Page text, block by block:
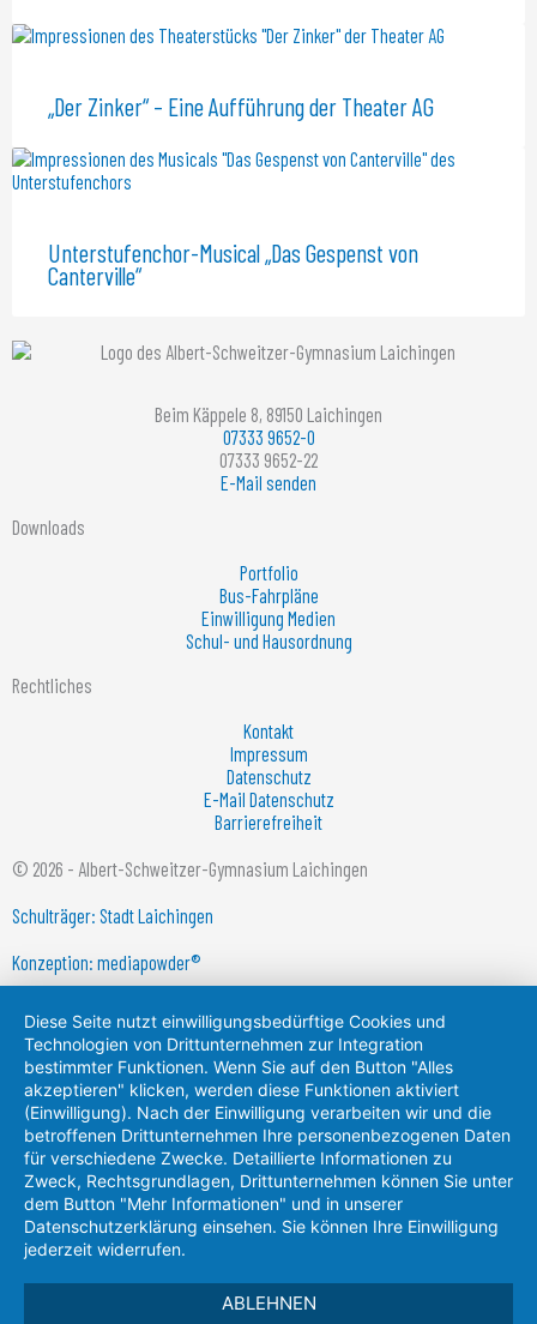
„Der Zinker“ – Eine Aufführung der Theater AG
Unterstufenchor-Musical „Das Gespenst von
Canterville“
Beim Käppele 8, 89150 Laichingen
07333 9652-0
07333 9652-22
E-Mail senden
Downloads
Portfolio
Bus-Fahrpläne
Einwilligung Medien
Schul- und Hausordnung
Rechtliches
Kontakt
Impressum
Datenschutz
E-Mail Datenschutz
Barrierefreiheit
© 2026 - Albert-Schweitzer-Gymnasium Laichingen
Schulträger: Stadt Laichingen
Konzeption: mediapowder®
Diese Seite nutzt einwilligungsbedürftige Cookies und
Technologien von Drittunternehmen zur Integration
bestimmter Funktionen. Wenn Sie auf den Button "Alles
akzeptieren" klicken, werden diese Funktionen aktiviert
(Einwilligung). Nach der Einwilligung verarbeiten wir und die
betroffenen Drittunternehmen Ihre personenbezogenen Daten
für verschiedene Zwecke. Detaillierte Informationen zu
Zweck, Rechtsgrundlagen, Drittunternehmen können Sie unter
dem Button "Mehr Informationen" und in unserer
Datenschutzerklärung einsehen. Sie können Ihre Einwilligung
jederzeit widerrufen.
ABLEHNEN